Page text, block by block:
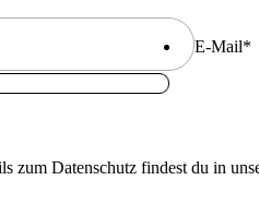
E-Mail*
zum Datenschutz findest du in